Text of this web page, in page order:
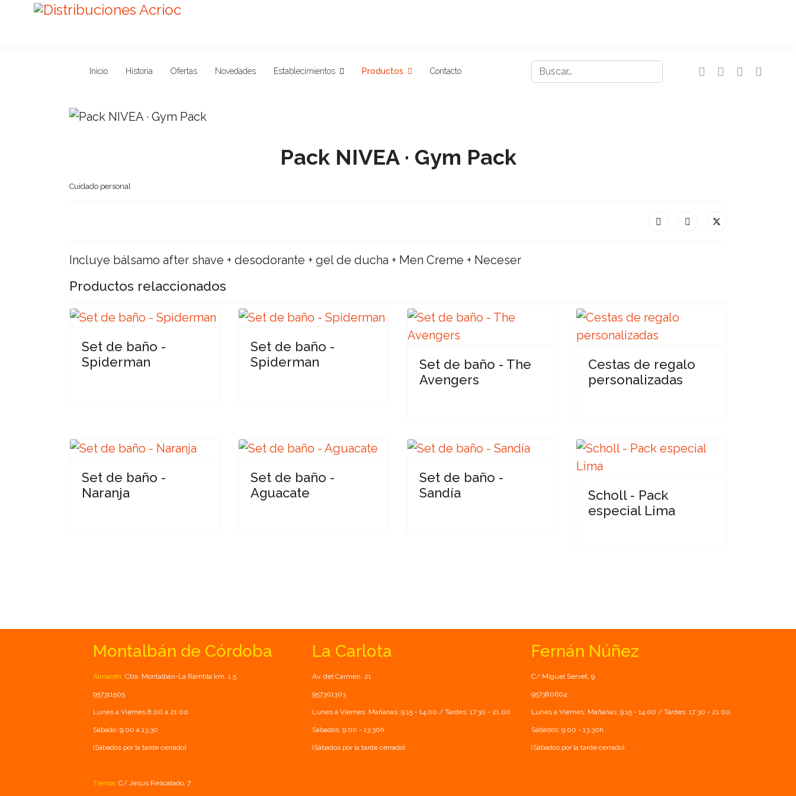
Inicio Historia Ofertas Novedades Establecimientos Productos Contacto Buscar
Pack NIVEA · Gym Pack
Cuidado personal
Incluye bálsamo after shave + desodorante + gel de ducha + Men Creme + Neceser
Productos relaccionados
Set de baño -
Spiderman
Set de baño -
Spiderman
Set de baño - The
Avengers
Cestas de regalo
personalizadas
Set de baño -
Naranja
Set de baño -
Aguacate
Set de baño -
Sandía
Scholl - Pack
especial Lima
Montalbán de Córdoba
Almacén: Ctra. Montalbán-La Rambla km. 1.5
957311505
Lunes a Viernes 8:00 a 21:00
Sábado: 9:00 a 13:30
(Sábados por la tarde cerrado)
Tienda: C/ Jesús Rescatado, 7
La Carlota
Av. del Carmen, 21
957301303
Lunes a Viernes: Mañanas: 9:15 - 14:00 / Tardes: 17.30 - 21.00
Sábados: 9:00 - 13:30h
(Sábados por la tarde cerrado)
Fernán Núñez
C/ Miguel Servet, 9
957380604
Lunes a Viernes: Mañanas: 9:15 - 14:00 / Tardes: 17:30 - 21:00
Sábados: 9:00 - 13:30h
(Sábados por la tarde cerrado)